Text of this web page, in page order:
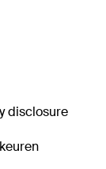
disclosure